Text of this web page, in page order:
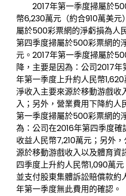
2017年第一季度掃屬於
幣6,230萬元（約合910萬美元
屬於500彩票網的淨虧損為人
第四季度掃屬於500彩票網的
元。2017年第一季度掃屬於
降，主要是因為：公司2017
年第一季度上升約人民幣
淨收入主要來源於移動游戲收
入；另外，營業費用下降約人
第一季度掃屬於500彩票網的
為：公司在2016年第四季度
收益人民幣7,210萬元；另外
源於移動游戲收入以及體育資
四季度上升約人民幣1,090萬
並支付股東集體訴訟賠償款約
年第一季度無此費用的確認。